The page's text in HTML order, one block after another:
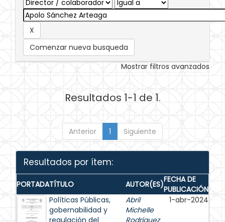
Comenzar nueva busqueda
Mostrar filtros avanzados
Resultados 1-1 de 1.
Anterior 1 Siguiente
Resultados por ítem:
PORTADATÍTULO AUTOR(ES)FECHA DE
PUBLICACIÓN
Políticas Públicas,
gobernabilidad y
regulación del
Abril
Michelle
Rodríguez
1-abr-2024